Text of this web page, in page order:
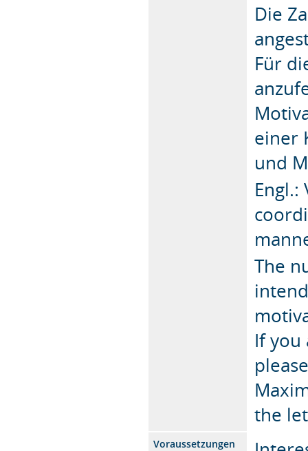
Die
Für
einer
und
The
If you
the
Voraussetzungen